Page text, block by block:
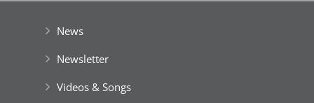
News
Newsletter
Videos & Songs